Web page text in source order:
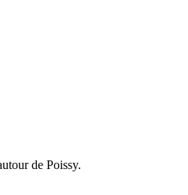
de Poissy.